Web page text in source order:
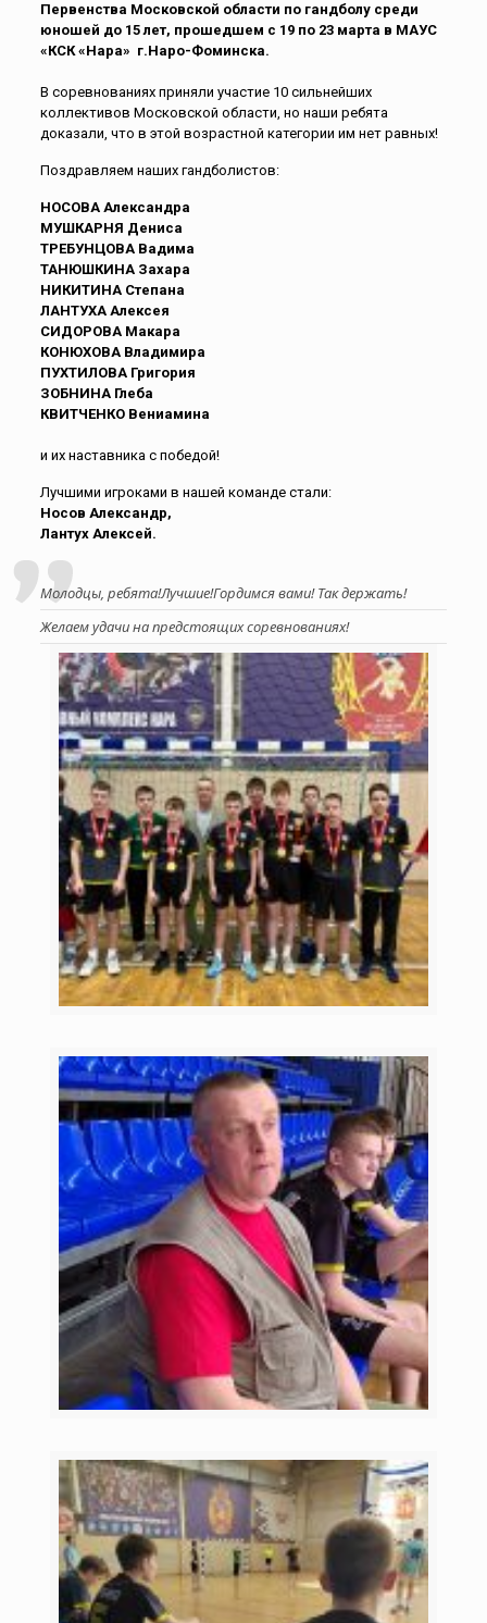
Первенства Московской области по гандболу среди
юношей до 15 лет, прошедшем с 19 по 23 марта в МАУС
«КСК «Нара» г.Наро-Фоминска.
В соревнованиях приняли участие 10 сильнейших
коллективов Московской области, но наши ребята
доказали, что в этой возрастной категории им нет равных!
Поздравляем наших гандболистов:
НОСОВА Александра
МУШКАРНЯ Дениса
ТРЕБУНЦОВА Вадима
ТАНЮШКИНА Захара
НИКИТИНА Степана
ЛАНТУХА Алексея
СИДОРОВА Макара
КОНЮХОВА Владимира
ПУХТИЛОВА Григория
ЗОБНИНА Глеба
КВИТЧЕНКО Вениамина
и их наставника с победой!
Лучшими игроками в нашей команде стали:
Носов Александр,
Лантух Алексей.
Молодцы, ребята!Лучшие!Гордимся вами! Так держать!
Желаем удачи на предстоящих соревнованиях!